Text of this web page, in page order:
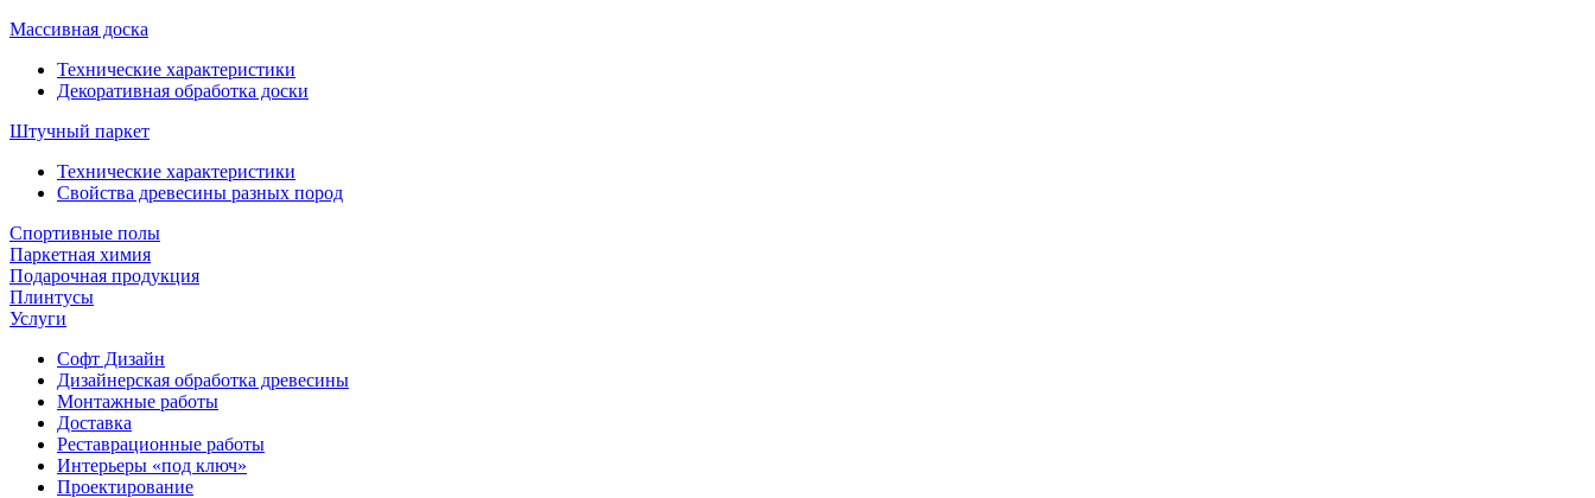
Массивная доска
Технические характеристики
Декоративная обработка доски
Штучный паркет
Технические характеристики
Свойства древесины разных пород
Спортивные полы
Паркетная химия
Подарочная продукция
Плинтусы
Услуги
Софт Дизайн
Дизайнерская обработка древесины
Монтажные работы
Доставка
Реставрационные работы
Интерьеры «под ключ»
Проектирование